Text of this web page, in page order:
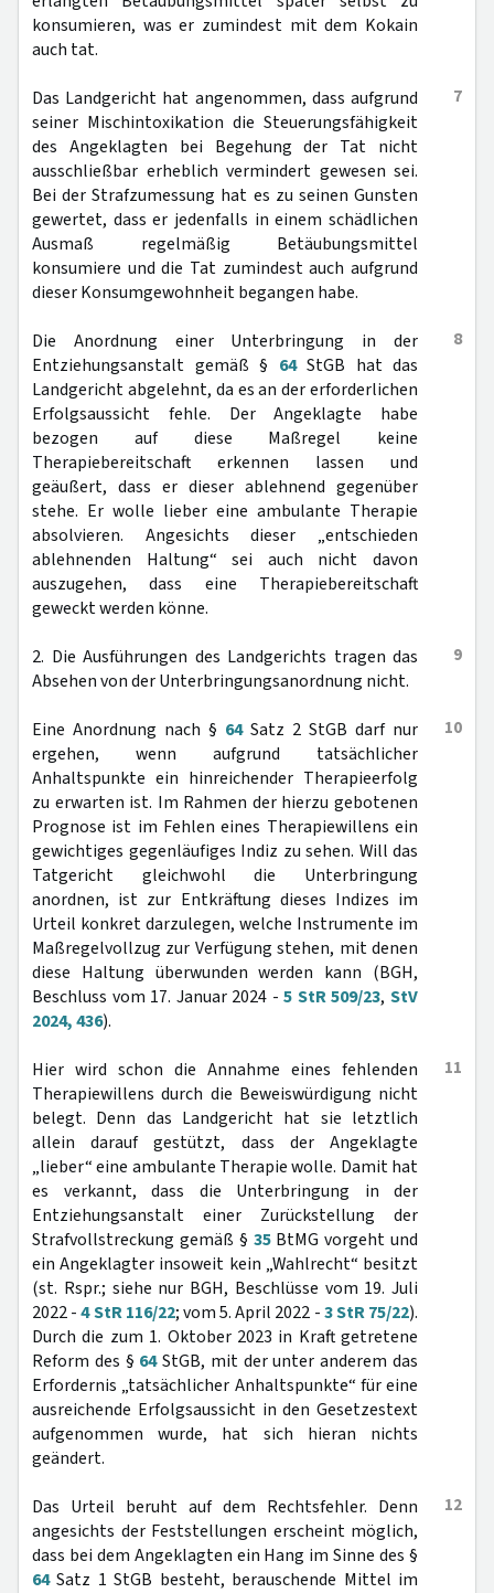
konsumieren, was er zumindest mit dem Kokain
auch tat.
7
Das Landgericht hat angenommen, dass aufgrund
seiner Mischintoxikation die Steuerungsfähigkeit
des Angeklagten bei Begehung der Tat nicht
ausschließbar erheblich vermindert gewesen sei.
Bei der Strafzumessung hat es zu seinen Gunsten
gewertet, dass er jedenfalls in einem schädlichen
Ausmaß regelmäßig Betäubungsmittel
konsumiere und die Tat zumindest auch aufgrund
dieser Konsumgewohnheit begangen habe.
8
Die Anordnung einer Unterbringung in der
Entziehungsanstalt gemäß § 64StGB hat das
Landgericht abgelehnt, da es an der erforderlichen
Erfolgsaussicht fehle. Der Angeklagte habe
bezogen auf diese Maßregel keine
Therapiebereitschaft erkennen lassen und
geäußert, dass er dieser ablehnend gegenüber
stehe. Er wolle lieber eine ambulante Therapie
absolvieren. Angesichts dieser „entschieden
ablehnenden Haltung“ sei auch nicht davon
auszugehen, dass eine Therapiebereitschaft
geweckt werden könne.
9
2. Die Ausführungen des Landgerichts tragen das
Absehen von der Unterbringungsanordnung nicht.
10
Eine Anordnung nach § 64Satz 2 StGB darf nur
ergehen, wenn aufgrund tatsächlicher
Anhaltspunkte ein hinreichender Therapieerfolg
zu erwarten ist. Im Rahmen der hierzu gebotenen
Prognose ist im Fehlen eines Therapiewillens ein
gewichtiges gegenläufiges Indiz zu sehen. Will das
Tatgericht gleichwohl die Unterbringung
anordnen, ist zur Entkräftung dieses Indizes im
Urteil konkret darzulegen, welche Instrumente im
Maßregelvollzug zur Verfügung stehen, mit denen
diese Haltung überwunden werden kann (BGH,
Beschluss vom 17. Januar 2024 -5 StR 509/23,StV
2024, 436).
11
Hier wird schon die Annahme eines fehlenden
Therapiewillens durch die Beweiswürdigung nicht
belegt. Denn das Landgericht hat sie letztlich
allein darauf gestützt, dass der Angeklagte
„lieber“ eine ambulante Therapie wolle. Damit hat
es verkannt, dass die Unterbringung in der
Entziehungsanstalt einer Zurückstellung der
Strafvollstreckung gemäß § 35BtMG vorgeht und
ein Angeklagter insoweit kein „Wahlrecht“ besitzt
(st. Rspr.; siehe nur BGH, Beschlüsse vom 19. Juli
2022 -4 StR 116/22; vom 5. April 2022 -3 StR 75/22).
Durch die zum 1. Oktober 2023 in Kraft getretene
Reform des § 64StGB, mit der unter anderem das
Erfordernis „tatsächlicher Anhaltspunkte“ für eine
ausreichende Erfolgsaussicht in den Gesetzestext
aufgenommen wurde, hat sich hieran nichts
geändert.
12
Das Urteil beruht auf dem Rechtsfehler. Denn
angesichts der Feststellungen erscheint möglich,
dass bei dem Angeklagten ein Hang im Sinne des §
64Satz 1 StGB besteht, berauschende Mittel im